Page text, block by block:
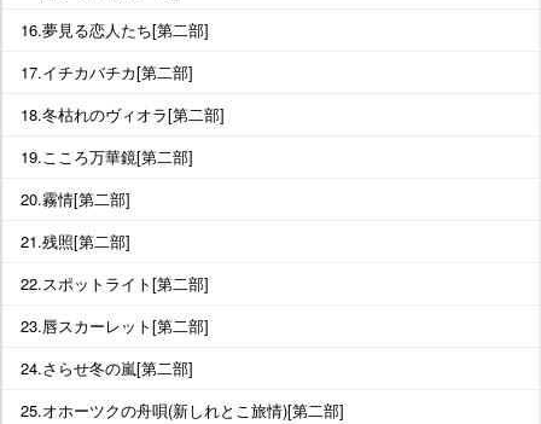
16.夢見る恋人たち[第二部]
17.イチカバチカ[第二部]
18.冬枯れのヴィオラ[第二部]
19.こころ万華鏡[第二部]
20.霧情[第二部]
21.残照[第二部]
22.スポットライト[第二部]
23.唇スカーレット[第二部]
24.さらせ冬の嵐[第二部]
25.オホーツクの舟唄(新しれとこ旅情)[第二部]